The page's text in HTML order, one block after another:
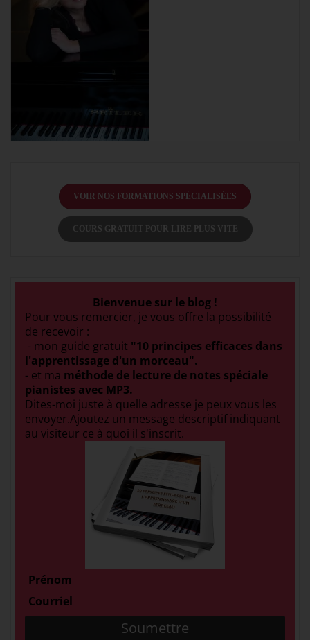
VOIR NOS FORMATIONS SPÉCIALISÉES
COURS GRATUIT POUR LIRE PLUS VITE